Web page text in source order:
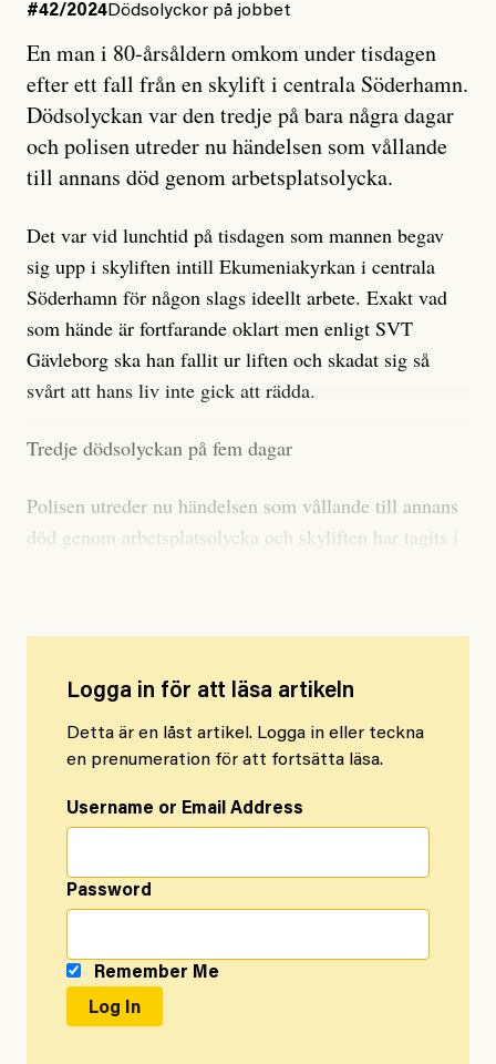
#42/2024Dödsolyckor på jobbet
En man i 80-årsåldern omkom under tisdagen
efter ett fall från en skylift i centrala Söderhamn.
Dödsolyckan var den tredje på bara några dagar
och polisen utreder nu händelsen som vållande
till annans död genom arbetsplatsolycka.
Det var vid lunchtid på tisdagen som mannen begav
sig upp i skyliften intill Ekumeniakyrkan i centrala
Söderhamn för någon slags ideellt arbete. Exakt vad
som hände är fortfarande oklart men enligt SVT
Gävleborg ska han fallit ur liften och skadat sig så
svårt att hans liv inte gick att rädda.
Tredje dödsolyckan på fem dagar
Polisen utreder nu händelsen som vållande till annans
död genom arbetsplatsolycka och skyliften har tagits i
Logga in för att läsa artikeln
Detta är en låst artikel. Logga in eller teckna
en prenumeration för att fortsätta läsa.
Username or Email Address
Password
Remember Me